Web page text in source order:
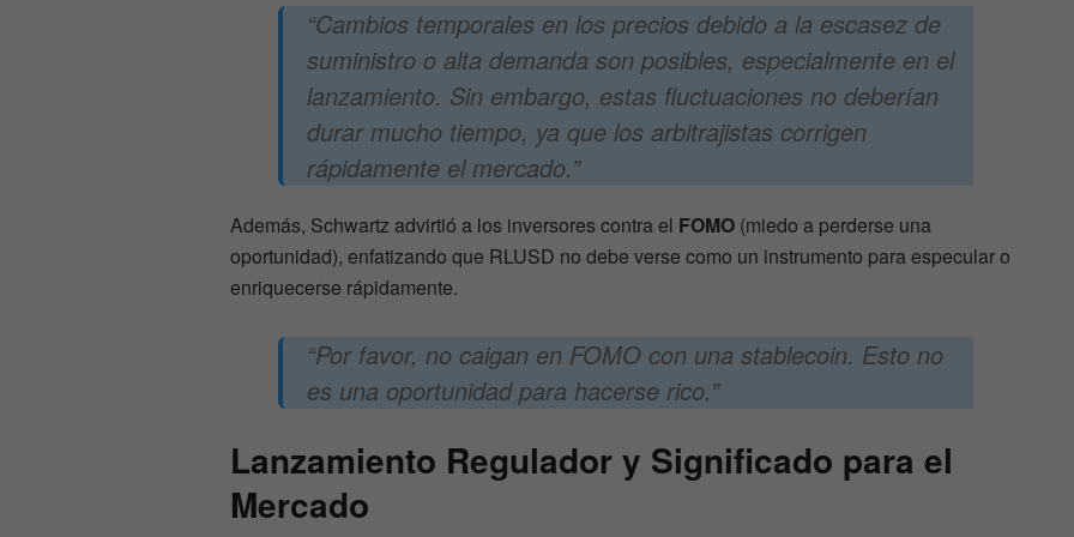
“Cambios temporales en los precios debido a la escasez de
suministro o alta demanda son posibles, especialmente en el
lanzamiento. Sin embargo, estas fluctuaciones no deberían
durar mucho tiempo, ya que los arbitrajistas corrigen
rápidamente el mercado.”
Además, Schwartz advirtió a los inversores contra el FOMO (miedo a perderse una
oportunidad), enfatizando que RLUSD no debe verse como un instrumento para especular o
enriquecerse rápidamente.
“Por favor, no caigan en FOMO con una stablecoin. Esto no
es una oportunidad para hacerse rico.”
Lanzamiento Regulador y Significado para el
Mercado